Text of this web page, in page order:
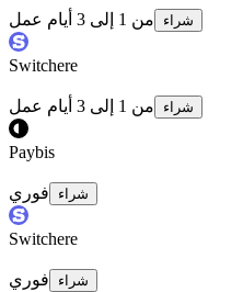
من 1 إلى 3 أيام عمل شراء
Switchere
من 1 إلى 3 أيام عمل شراء
Paybis
فوري شراء
Switchere
فوري
شراء